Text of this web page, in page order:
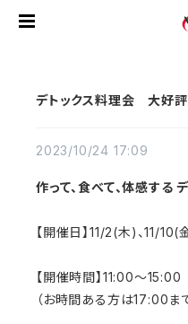
デトックス料理会 大好評
2023/10/24 17:09
作って、食べて、体感する
【開催日】11/2(木)、11/
【開催時間】11:00～15:00
（お時間ある方は17:00ま